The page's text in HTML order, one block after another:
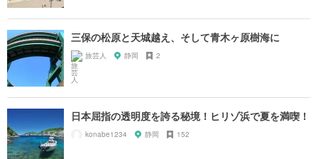
三保の松原と天城越え、そして青木ヶ原樹海に
旅芸人 静岡 2
日本屈指の透明度を誇る秘境！ヒリゾ浜で夏を満喫！
konabe1234 静岡 152